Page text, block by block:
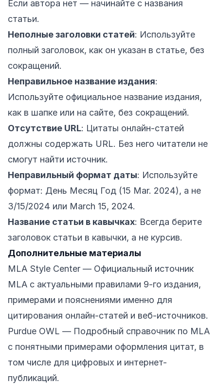
Если автора нет — начинайте с названия
статьи.
Неполные заголовки статей: Используйте
полный заголовок, как он указан в статье, без
сокращений.
Неправильное название издания:
Используйте официальное название издания,
как в шапке или на сайте, без сокращений.
Отсутствие URL: Цитаты онлайн-статей
должны содержать URL. Без него читатели не
смогут найти источник.
Неправильный формат даты: Используйте
формат: День Месяц Год (15 Mar. 2024), а не
3/15/2024 или March 15, 2024.
Название статьи в кавычках: Всегда берите
заголовок статьи в кавычки, а не курсив.
Дополнительные материалы
MLA Style Center — Официальный источник
MLA с актуальными правилами 9-го издания,
примерами и пояснениями именно для
цитирования онлайн-статей и веб-источников.
Purdue OWL — Подробный справочник по MLA
с понятными примерами оформления цитат, в
том числе для цифровых и интернет-
публикаций.